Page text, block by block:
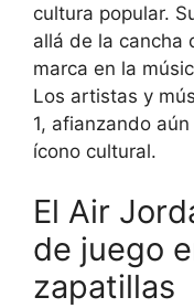
cultura popular.
allá de la cancha
marca en la
Los artistas y
1, afianzando
ícono cultural.
El Air
de juego
zapatillas